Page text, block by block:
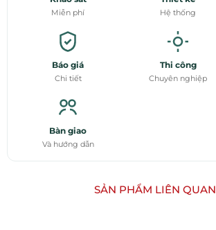
Miễn phí Hệ thống
Báo giá
Chi tiết
Thi công
Chuyên nghiệp
Bàn giao
Và hướng dẫn
SẢN PHẨM LIÊN QUAN